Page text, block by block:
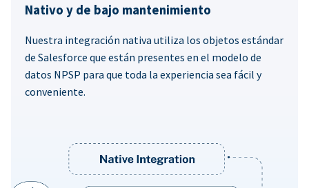
Nativo y de bajo mantenimiento
Nuestra integración nativa utiliza los objetos estándar
de Salesforce que están presentes en el modelo de
datos NPSP para que toda la experiencia sea fácil y
conveniente.